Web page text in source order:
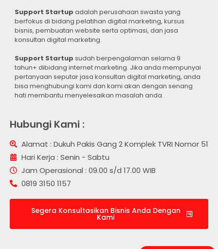
Support Startup adalah perusahaan swasta yang
berfokus di bidang pelatihan digital marketing, kursus
bisnis, pembuatan website serta optimasi, dan jasa
konsultan digital marketing.
Support Startup sudah berpengalaman selama 9
tahun+ dibidang internet marketing. Jika anda mempunyai
pertanyaan seputar jasa konsultan digital marketing, anda
bisa menghubungi kami dan kami akan dengan senang
hati membantu menyelesaikan masalah anda.
Hubungi Kami :
Alamat : Dukuh Pakis Gang 2 Komplek TVRI Nomor 51
Hari Kerja : Senin - Sabtu
Jam Operasional : 09.00 s/d 17.00 WIB
0819 3150 1157
Segera Konsultasikan Bisnis Anda Dengan
Kami